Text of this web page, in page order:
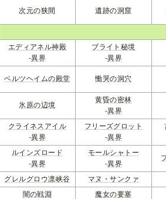
次元の狭間 遺跡の洞窟
エディアネル神殿
-異界
ブライト秘境
-異界
ベルツヘイムの殿堂 慟哭の洞穴
氷原の辺境
黄昏の密林
-異界
クライネスアイル
-異界
フリーズグロット
-異界
ルインズロード
-異界
モールシャトー
-異界
グレルグロウ凛峡谷 マヌ・サンクァ
闇の戦淵
魔女の要塞